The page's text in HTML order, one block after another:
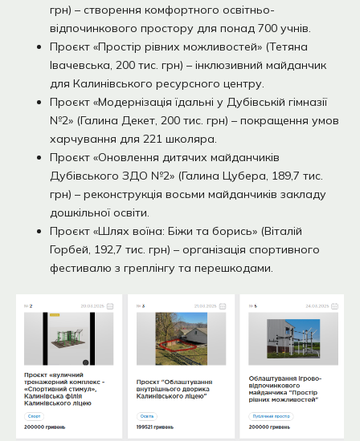
грн) – створення комфортного освітньо-
відпочинкового простору для понад 700 учнів.
Проєкт «Простір рівних можливостей» (Тетяна
Івачевська, 200 тис. грн) – інклюзивний майданчик
для Калинівського ресурсного центру.
Проєкт «Модернізація їдальні у Дубівській гімназії
№2» (Галина Декет, 200 тис. грн) – покращення умов
харчування для 221 школяра.
Проєкт «Оновлення дитячих майданчиків
Дубівського ЗДО №2» (Галина Цубера, 189,7 тис.
грн) – реконструкція восьми майданчиків закладу
дошкільної освіти.
Проєкт «Шлях воїна: Біжи та борись» (Віталій
Горбей, 192,7 тис. грн) – організація спортивного
фестивалю з греплінгу та перешкодами.